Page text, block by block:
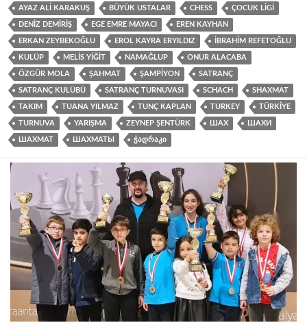
AYAZ ALI KARAKUŞ BÜYÜK USTALAR CHESS ÇOCUK LIGI
DENIZ DEMIRIŞ EGE EMRE MAYACI EREN KAYHAN
ERKAN ZEYBEKOĞLU EROL KAYRA ERYILDIZ İBRAHIM REFETOĞLU
KULÜP MELIS YIĞIT NAMAĞLUP ONUR ALACABA
ÖZGÜR MOLA ŞAHMAT ŞAMPIYON SATRANÇ
SATRANÇ KULÜBÜ SATRANÇ TURNUVASI SCHACH SHAXMAT
TAKIM TUANA YILMAZ TUNÇ KAPLAN TURKEY TÜRKIYE
TURNUVA YARIŞMA ZEYNEP ŞENTÜRK ШАХ ШАХИ
ШАХМАТ ШАХМАТЫ ᲭᲐᲓᲠᲐᲙᲘ